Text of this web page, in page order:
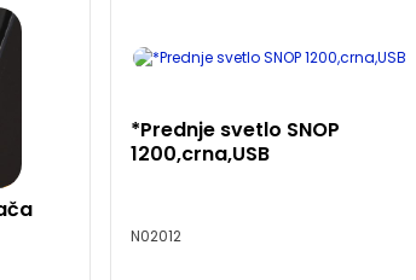
*Prednje svetlo SNOP
1200,crna,USB
N02012